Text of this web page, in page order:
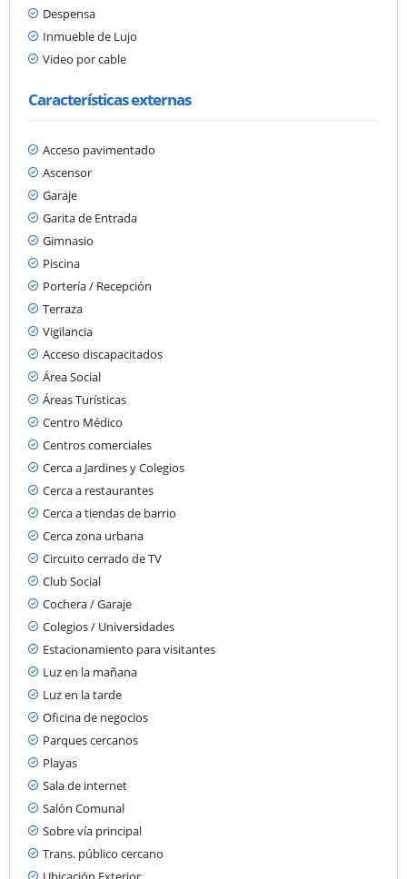
Despensa
Inmueble de Lujo
Video por cable
Características externas
Acceso pavimentado
Ascensor
Garaje
Garita de Entrada
Gimnasio
Piscina
Portería / Recepción
Terraza
Vigilancia
Acceso discapacitados
Área Social
Áreas Turísticas
Centro Médico
Centros comerciales
Cerca a Jardines y Colegios
Cerca a restaurantes
Cerca a tiendas de barrio
Cerca zona urbana
Circuito cerrado de TV
Club Social
Cochera / Garaje
Colegios / Universidades
Estacionamiento para visitantes
Luz en la mañana
Luz en la tarde
Oficina de negocios
Parques cercanos
Playas
Sala de internet
Salón Comunal
Sobre vía principal
Trans. público cercano